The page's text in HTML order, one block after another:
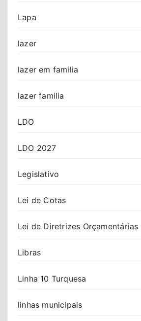
Lapa
lazer
lazer em familia
lazer familia
LDO
LDO 2027
Legislativo
Lei de Cotas
Lei de Diretrizes Orçamentárias
Libras
Linha 10 Turquesa
linhas municipais